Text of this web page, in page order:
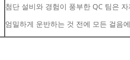
첨단 설비와 경험이 풍부한 QC 팀은
엄밀하게 운반하는 것 전에 모든 걸음